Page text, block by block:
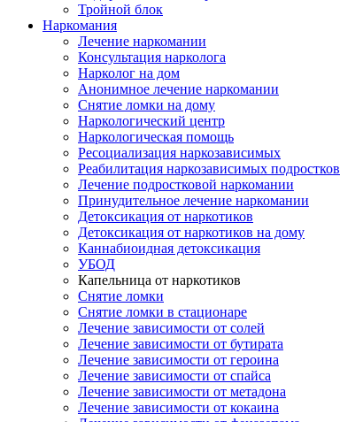
Тройной блок
Наркомания
Лечение наркомании
Консультация нарколога
Нарколог на дом
Анонимное лечение наркомании
Снятие ломки на дому
Наркологический центр
Наркологическая помощь
Ресоциализация наркозависимых
Реабилитация наркозависимых подростков
Лечение подростковой наркомании
Принудительное лечение наркомании
Детоксикация от наркотиков
Детоксикация от наркотиков на дому
Каннабиоидная детоксикация
УБОД
Капельница от наркотиков
Снятие ломки
Снятие ломки в стационаре
Лечение зависимости от солей
Лечение зависимости от бутирата
Лечение зависимости от героина
Лечение зависимости от спайса
Лечение зависимости от метадона
Лечение зависимости от кокаина